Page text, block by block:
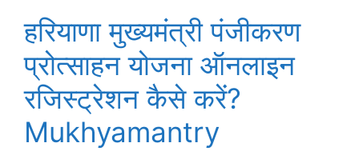
हरियाणा मुख्यमंत्री पंजीकरण
प्रोत्साहन योजना ऑनलाइन
रजिस्ट्रेशन कैसे करें?
Mukhyamantry